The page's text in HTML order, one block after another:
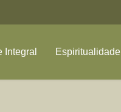
Integral Espiritualidade